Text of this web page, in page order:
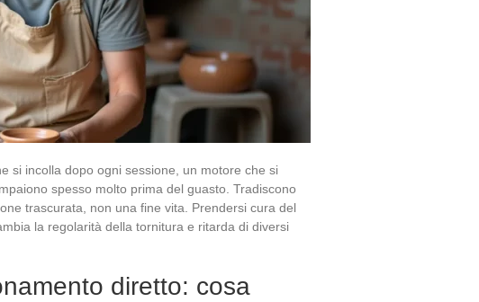
si incolla dopo ogni sessione, un motore che si
spesso molto prima del guasto. Tradiscono
trascurata, non una fine vita. Prendersi cura del
la regolarità della tornitura e ritarda di diversi
diretto: cosa